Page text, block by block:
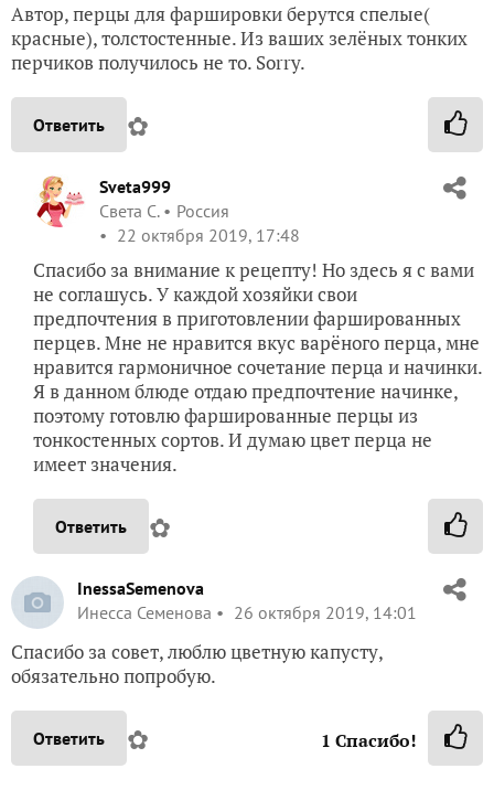
Автор, перцы для фаршировки берутся спелые(
красные), толстостенные. Из ваших зелёных тонких
перчиков получилось не то. Sorry.
Ответить ✿
Sveta999
Света С.
Россия
22 октября 2019, 17:48
Спасибо за внимание к рецепту! Но здесь я с вами
не соглашусь. У каждой хозяйки свои
предпочтения в приготовлении фаршированных
перцев. Мне не нравится вкус варёного перца, мне
нравится гармоничное сочетание перца и начинки.
Я в данном блюде отдаю предпочтение начинке,
поэтому готовлю фаршированные перцы из
тонкостенных сортов. И думаю цвет перца не
имеет значения.
Ответить ✿
InessaSemenova
Инесса Семенова
26 октября 2019, 14:01
Спасибо за совет, люблю цветную капусту,
обязательно попробую.
Ответить ✿ 1 Спасибо!